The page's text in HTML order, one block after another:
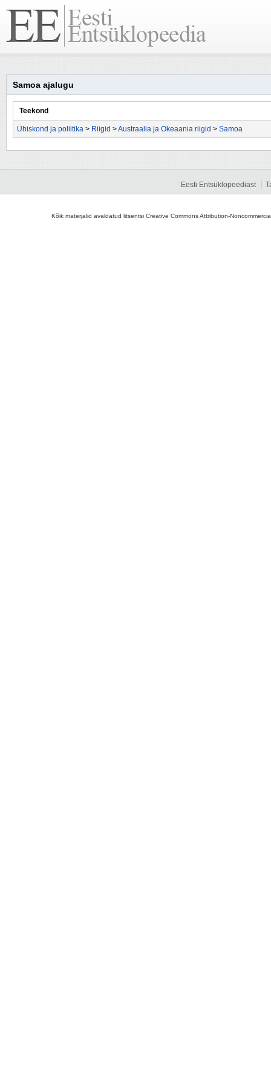
Samoa ajalugu
Teekond
Ühiskond ja poliitika > Riigid >Austraalia ja Okeaania riigid > Samoa
Eesti Entsüklopeediast
Kõik materjalid avaldatud litsentsi Creative Commons Attribution-